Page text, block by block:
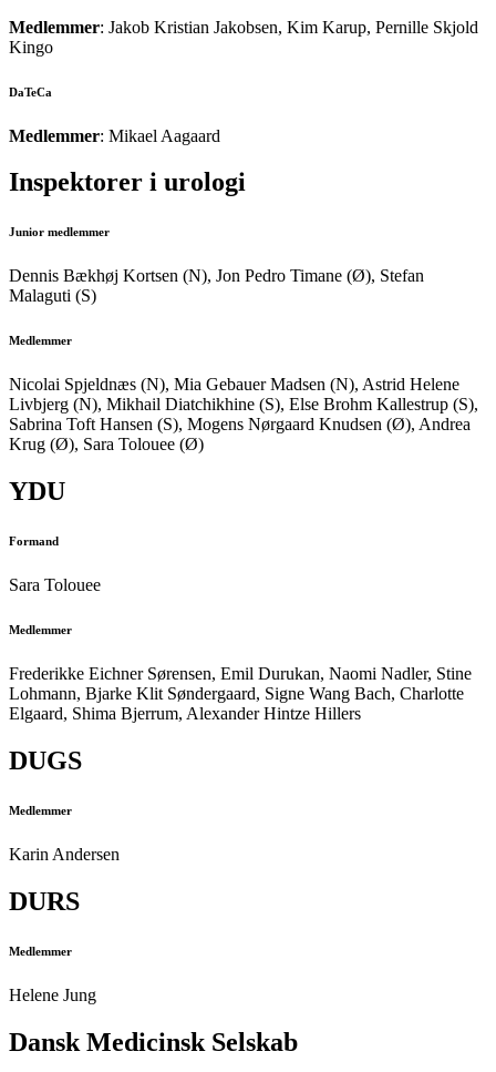
Medlemmer: Jakob Kristian Jakobsen, Kim Karup, Pernille Skjold
Kingo
DaTeCa
Medlemmer: Mikael Aagaard
Inspektorer i urologi
Junior medlemmer
Dennis Bækhøj Kortsen (N), Jon Pedro Timane (Ø), Stefan
Malaguti (S)
Medlemmer
Nicolai Spjeldnæs (N), Mia Gebauer Madsen (N), Astrid Helene
Livbjerg (N), Mikhail Diatchikhine (S), Else Brohm Kallestrup (S),
Sabrina Toft Hansen (S), Mogens Nørgaard Knudsen (Ø), Andrea
Krug (Ø), Sara Tolouee (Ø)
YDU
Formand
Sara Tolouee
Medlemmer
Frederikke Eichner Sørensen, Emil Durukan, Naomi Nadler, Stine
Lohmann, Bjarke Klit Søndergaard, Signe Wang Bach, Charlotte
Elgaard, Shima Bjerrum, Alexander Hintze Hillers
DUGS
Medlemmer
Karin Andersen
DURS
Medlemmer
Helene Jung
Dansk Medicinsk Selskab